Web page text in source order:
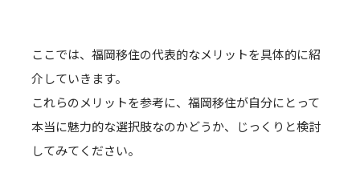
ここでは、福岡移住の代表的なメリットを具体的に紹
介していきます。
これらのメリットを参考に、福岡移住が自分にとって
本当に魅力的な選択肢なのかどうか、じっくりと検討
してみてください。